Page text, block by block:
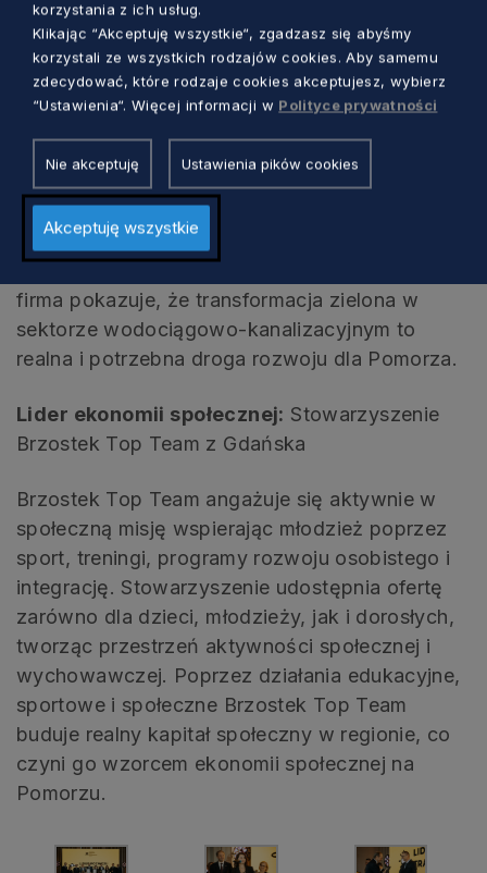
Gdynia sp. z o.o.
Przedsiębiorstwo prowadzi działalność wodno-
kanalizacyjną z uwzględnieniem ekologicznych
gospodarkę ściekami i modernizacje sieci.
Angażuje się też w projekty inwestycyjne
służące zrównoważonemu rozwojowi
infrastruktury miejskiej oraz ochronie
firma pokazuje, że transformacja zielona w
sektorze wodociągowo-kanalizacyjnym to
realna i potrzebna droga rozwoju dla Pomorza.
Lider ekonomii społecznej: Stowarzyszenie
Brzostek Top Team z Gdańska
Brzostek Top Team angażuje się aktywnie w
społeczną misję wspierając młodzież poprzez
sport, treningi, programy rozwoju osobistego i
integrację. Stowarzyszenie udostępnia ofertę
zarówno dla dzieci, młodzieży, jak i dorosłych,
tworząc przestrzeń aktywności społecznej i
wychowawczej. Poprzez działania edukacyjne,
sportowe i społeczne Brzostek Top Team
buduje realny kapitał społeczny w regionie, co
czyni go wzorcem ekonomii społecznej na
Pomorzu.
korzystania z ich usług.
Klikając “Akceptuję wszystkie“, zgadzasz się abyśmy
korzystali ze wszystkich rodzajów cookies. Aby samemu
zdecydować, które rodzaje cookies akceptujesz, wybierz
“Ustawienia“. Więcej informacji w Polityce prywatności
Nie akceptuję Ustawienia pików cookies
Akceptuję wszystkie